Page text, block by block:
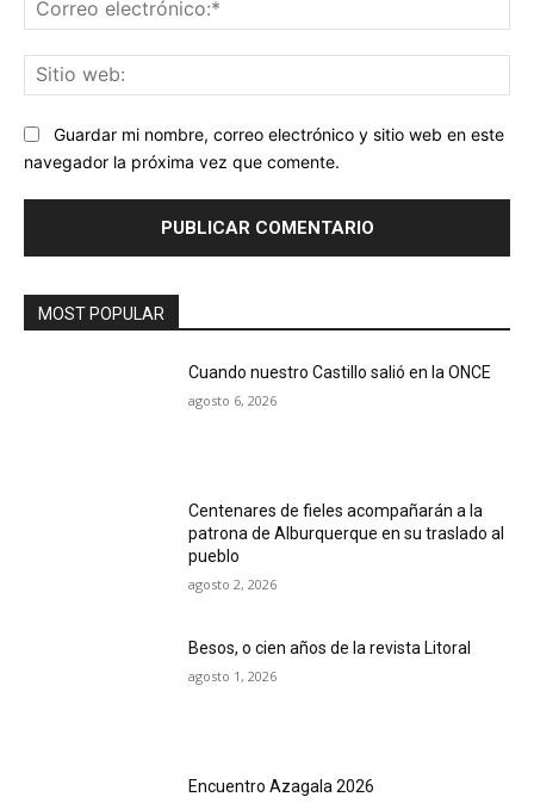
Guardar mi nombre, correo electrónico y sitio web en este
navegador la próxima vez que comente.
MOST POPULAR
Cuando nuestro Castillo salió en la ONCE
agosto 6, 2026
Centenares de fieles acompañarán a la
patrona de Alburquerque en su traslado al
pueblo
agosto 2, 2026
Besos, o cien años de la revista Litoral
agosto 1, 2026
Encuentro Azagala 2026